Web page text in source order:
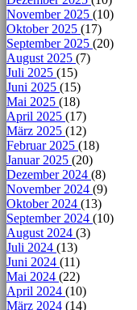
November 2025 (10)
Oktober 2025 (17)
September 2025 (20)
August 2025 (7)
Juli 2025 (15)
Juni 2025 (15)
Mai 2025 (18)
April 2025 (17)
März 2025 (12)
Februar 2025 (18)
Januar 2025 (20)
Dezember 2024 (8)
November 2024 (9)
Oktober 2024 (13)
September 2024 (10)
August 2024 (3)
Juli 2024 (13)
Juni 2024 (11)
Mai 2024 (22)
April 2024 (10)
März 2024 (14)